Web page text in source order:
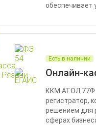
обеспечивает
Есть в наличии
Онлайн-
ККМ АТОЛ 77Ф
регистратор,
решением для
сферах